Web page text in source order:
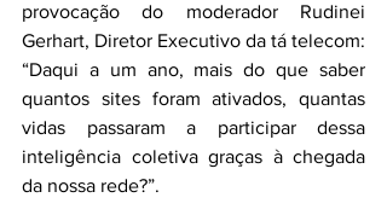
provocação do moderador Rudinei
Gerhart, Diretor Executivo da tá telecom:
“Daqui a um ano, mais do que saber
quantos sites foram ativados, quantas
vidas passaram a participar dessa
inteligência coletiva graças à chegada
da nossa rede?”.